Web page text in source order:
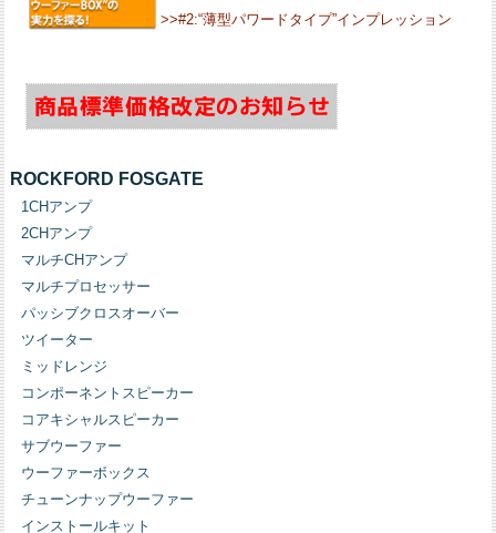
>>#2:“薄型パワードタイプ”インプレッション
ROCKFORD FOSGATE
1CHアンプ
2CHアンプ
マルチCHアンプ
マルチプロセッサー
パッシブクロスオーバー
ツイーター
ミッドレンジ
コンポーネントスピーカー
コアキシャルスピーカー
サブウーファー
ウーファーボックス
チューンナップウーファー
インストールキット